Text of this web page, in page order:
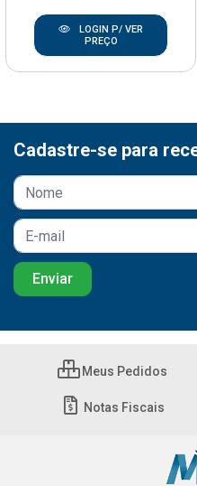
LOGIN P/ VER
PREÇO
Cadastre-se para
Meus Pedidos
Notas Fiscais